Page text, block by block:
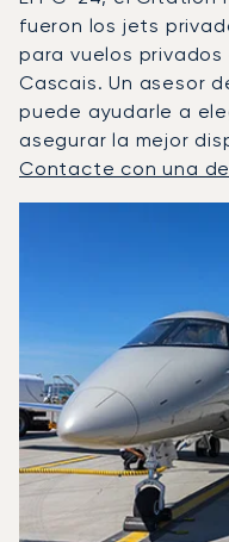
fueron los jets
para vuelos
Cascais. Un asesor
puede ayudarle a
asegurar la mejor
Contacte con una